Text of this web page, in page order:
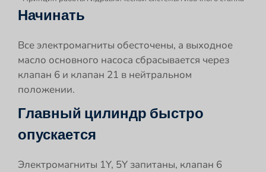
Начинать
Все электромагниты обесточены, а выходное
масло основного насоса сбрасывается через
клапан 6 и клапан 21 в нейтральном
положении.
Главный цилиндр быстро
опускается
Электромагниты 1Y, 5Y запитаны, клапан 6